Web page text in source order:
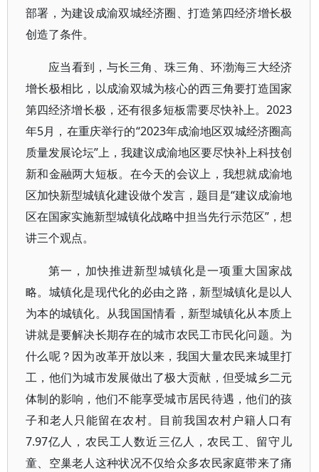
部署，为建设成渝双城经济圈、打造第四经济增长极
创造了条件。
应当看到，与长三角、珠三角、环渤海三大经济
增长极相比，以成渝双城为核心的西三角要打造国家
第四经济增长极，还有很多短板需要尽快补上。2023
年5月，在重庆举行的“2023年成渝地区双城经济圈高
质量发展论坛”上，我建议成渝地区要尽快补上科技创
新和金融两大短板。在今天的会议上，我想就成渝地
区加快新型城镇化建设做个发言，题目是“建议成渝地
区在国家实施新型城镇化战略中担当先行示范区”，想
讲三个观点。
第一，加快推进新型城镇化是一项重大国家战
略。城镇化是现代化的必由之路，新型城镇化是以人
为本的城镇化。从我国国情看，新型城镇化从本质上
讲就是要解决长期存在的城市农民工市民化问题。为
什么呢？因为改革开放以来，我国大量农民来城里打
工，他们为城市发展做出了极大贡献，但受城乡二元
体制的影响，他们不能享受城市居民待遇，他们的孩
子和老人只能留在农村。目前我国农村户籍人口有
7.97亿人，农民工人数近三亿人，农民工、留守儿
童、空巢老人这种状况不仅给众多农民家庭带来了痛